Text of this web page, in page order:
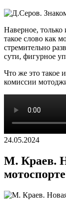
Наверное,
такое слово как
стремительно
сути, фигурное
Что же это такое
комиссии
24.05.2024
М. Краев.